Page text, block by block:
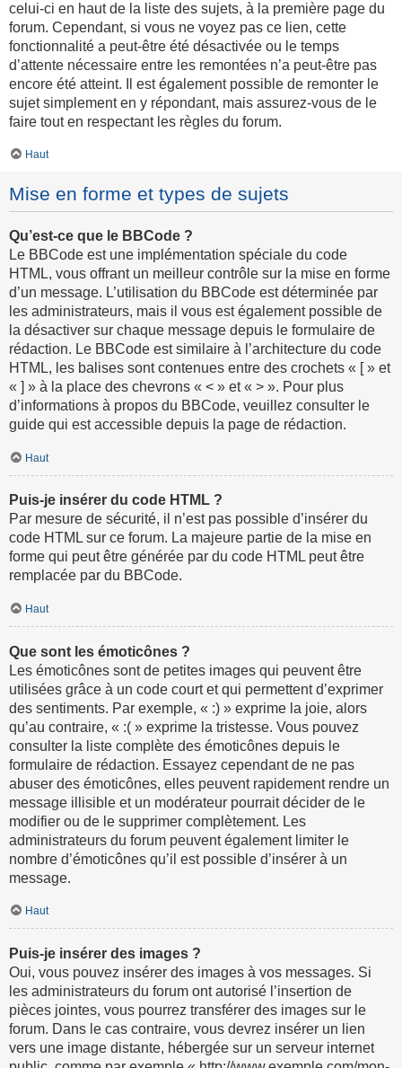
celui-ci en haut de la liste des sujets, à la première page du
forum. Cependant, si vous ne voyez pas ce lien, cette
fonctionnalité a peut-être été désactivée ou le temps
d’attente nécessaire entre les remontées n’a peut-être pas
encore été atteint. Il est également possible de remonter le
sujet simplement en y répondant, mais assurez-vous de le
faire tout en respectant les règles du forum.
Haut
Mise en forme et types de sujets
Qu’est-ce que le BBCode ?
Le BBCode est une implémentation spéciale du code
HTML, vous offrant un meilleur contrôle sur la mise en forme
d’un message. L’utilisation du BBCode est déterminée par
les administrateurs, mais il vous est également possible de
la désactiver sur chaque message depuis le formulaire de
rédaction. Le BBCode est similaire à l’architecture du code
HTML, les balises sont contenues entre des crochets « [ » et
« ] » à la place des chevrons « < » et « > ». Pour plus
d’informations à propos du BBCode, veuillez consulter le
guide qui est accessible depuis la page de rédaction.
Haut
Puis-je insérer du code HTML ?
Par mesure de sécurité, il n’est pas possible d’insérer du
code HTML sur ce forum. La majeure partie de la mise en
forme qui peut être générée par du code HTML peut être
remplacée par du BBCode.
Haut
Que sont les émoticônes ?
Les émoticônes sont de petites images qui peuvent être
utilisées grâce à un code court et qui permettent d’exprimer
des sentiments. Par exemple, « :) » exprime la joie, alors
qu’au contraire, « :( » exprime la tristesse. Vous pouvez
consulter la liste complète des émoticônes depuis le
formulaire de rédaction. Essayez cependant de ne pas
abuser des émoticônes, elles peuvent rapidement rendre un
message illisible et un modérateur pourrait décider de le
modifier ou de le supprimer complètement. Les
administrateurs du forum peuvent également limiter le
nombre d’émoticônes qu’il est possible d’insérer à un
message.
Haut
Puis-je insérer des images ?
Oui, vous pouvez insérer des images à vos messages. Si
les administrateurs du forum ont autorisé l’insertion de
pièces jointes, vous pourrez transférer des images sur le
forum. Dans le cas contraire, vous devrez insérer un lien
vers une image distante, hébergée sur un serveur internet